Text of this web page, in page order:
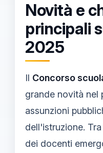
Novità e
principali
2025
Il Concorso
grande novità nel
assunzioni
dell'istruzione.
dei docenti